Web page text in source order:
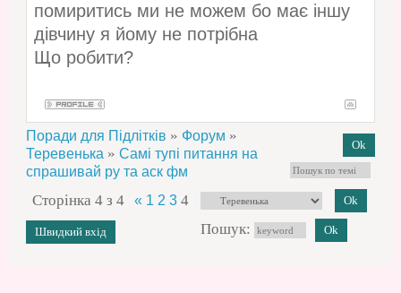
помиритись ми не можем бо має іншу
дівчину я йому не потрібна
Що робити?
Поради для Підлітків » Форум »
Теревенька » Самі тупі питання на
спрашивай ру та аск фм
Сторінка 4з 4 « 1 2 3 4
Пошук: